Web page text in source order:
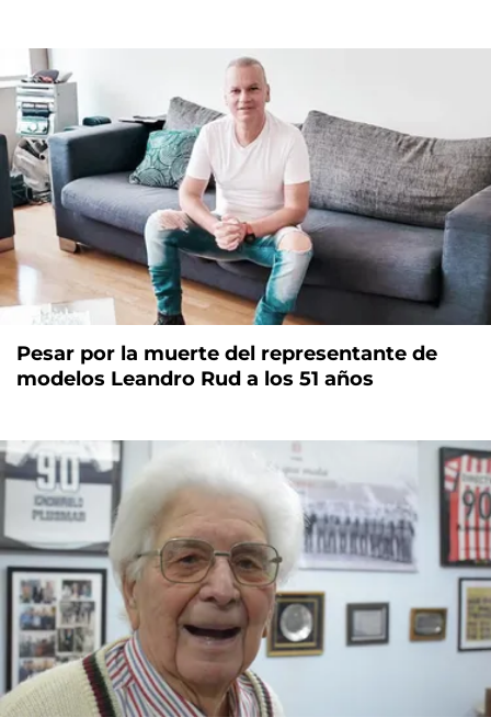
Pesar por la muerte del representante de
modelos Leandro Rud a los 51 años